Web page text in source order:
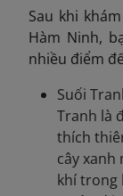
Sau khi
Hàm Ninh,
nhiều điểm
Suối
Tranh là
thích
cây xanh
khí trong